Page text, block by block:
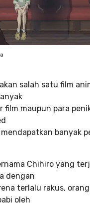
salah satu film
film maupun para
banyak
Chihiro yang
dengan
terlalu rakus,
oleh